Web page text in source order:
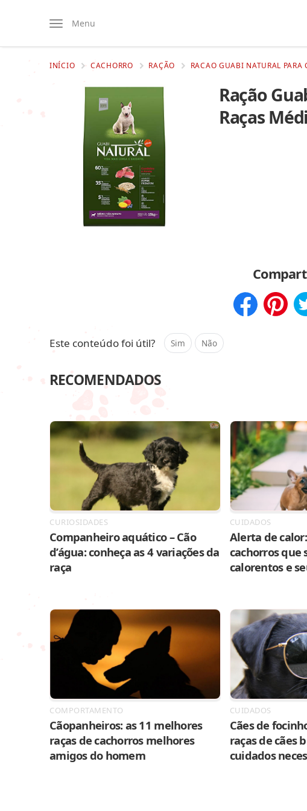
Menu
INÍCIO CACHORRO RAÇÃO RACAO GUABI NATURAL
Ração
Raças
Este conteúdo foi útil? Sim Não
RECOMENDADOS
CURIOSIDADES
Companheiro aquático – Cão
d’água: conheça as 4 variações da
raça
CUIDADOS
Alerta de
cachorros que
calorentos e
COMPORTAMENTO
Cãopanheiros: as 11 melhores
raças de cachorros melhores
amigos do homem
CUIDADOS
Cães de
raças de cães
cuidados